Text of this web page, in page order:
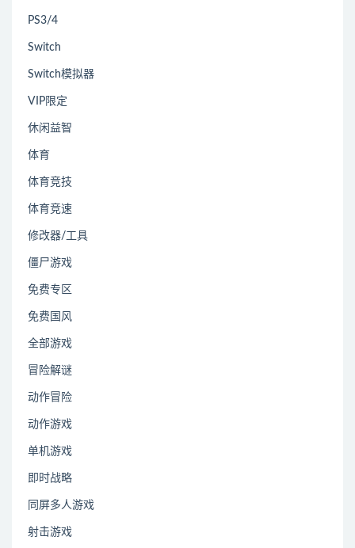
PS3/4
Switch
Switch模拟器
VIP限定
休闲益智
体育
体育竞技
体育竞速
修改器/工具
僵尸游戏
免费专区
免费国风
全部游戏
冒险解谜
动作冒险
动作游戏
单机游戏
即时战略
同屏多人游戏
射击游戏